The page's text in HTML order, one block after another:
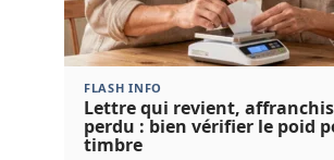
FLASH INFO
Lettre qui revient,
perdu : bien vérifier le poid
timbre